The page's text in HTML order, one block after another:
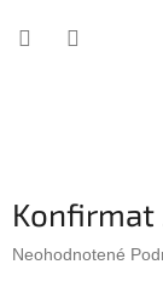
Konfirmat
Priemerné
Neohodnotené